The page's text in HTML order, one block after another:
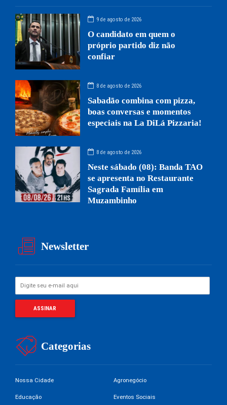
9 de agosto de 2026
O candidato em quem o
próprio partido diz não
confiar
8 de agosto de 2026
Sabadão combina com pizza,
boas conversas e momentos
especiais na La DiLá Pizzaria!
8 de agosto de 2026
Neste sábado (08): Banda TAO
se apresenta no Restaurante
Sagrada Família em
Muzambinho
Newsletter
Categorias
Nossa Cidade Agronegócio
Educação Eventos Sociais